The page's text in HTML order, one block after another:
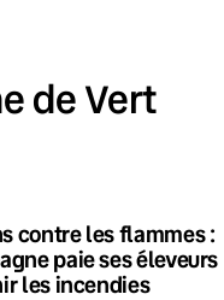
de Vert
contre les flammes :
paie ses éleveurs
les incendies